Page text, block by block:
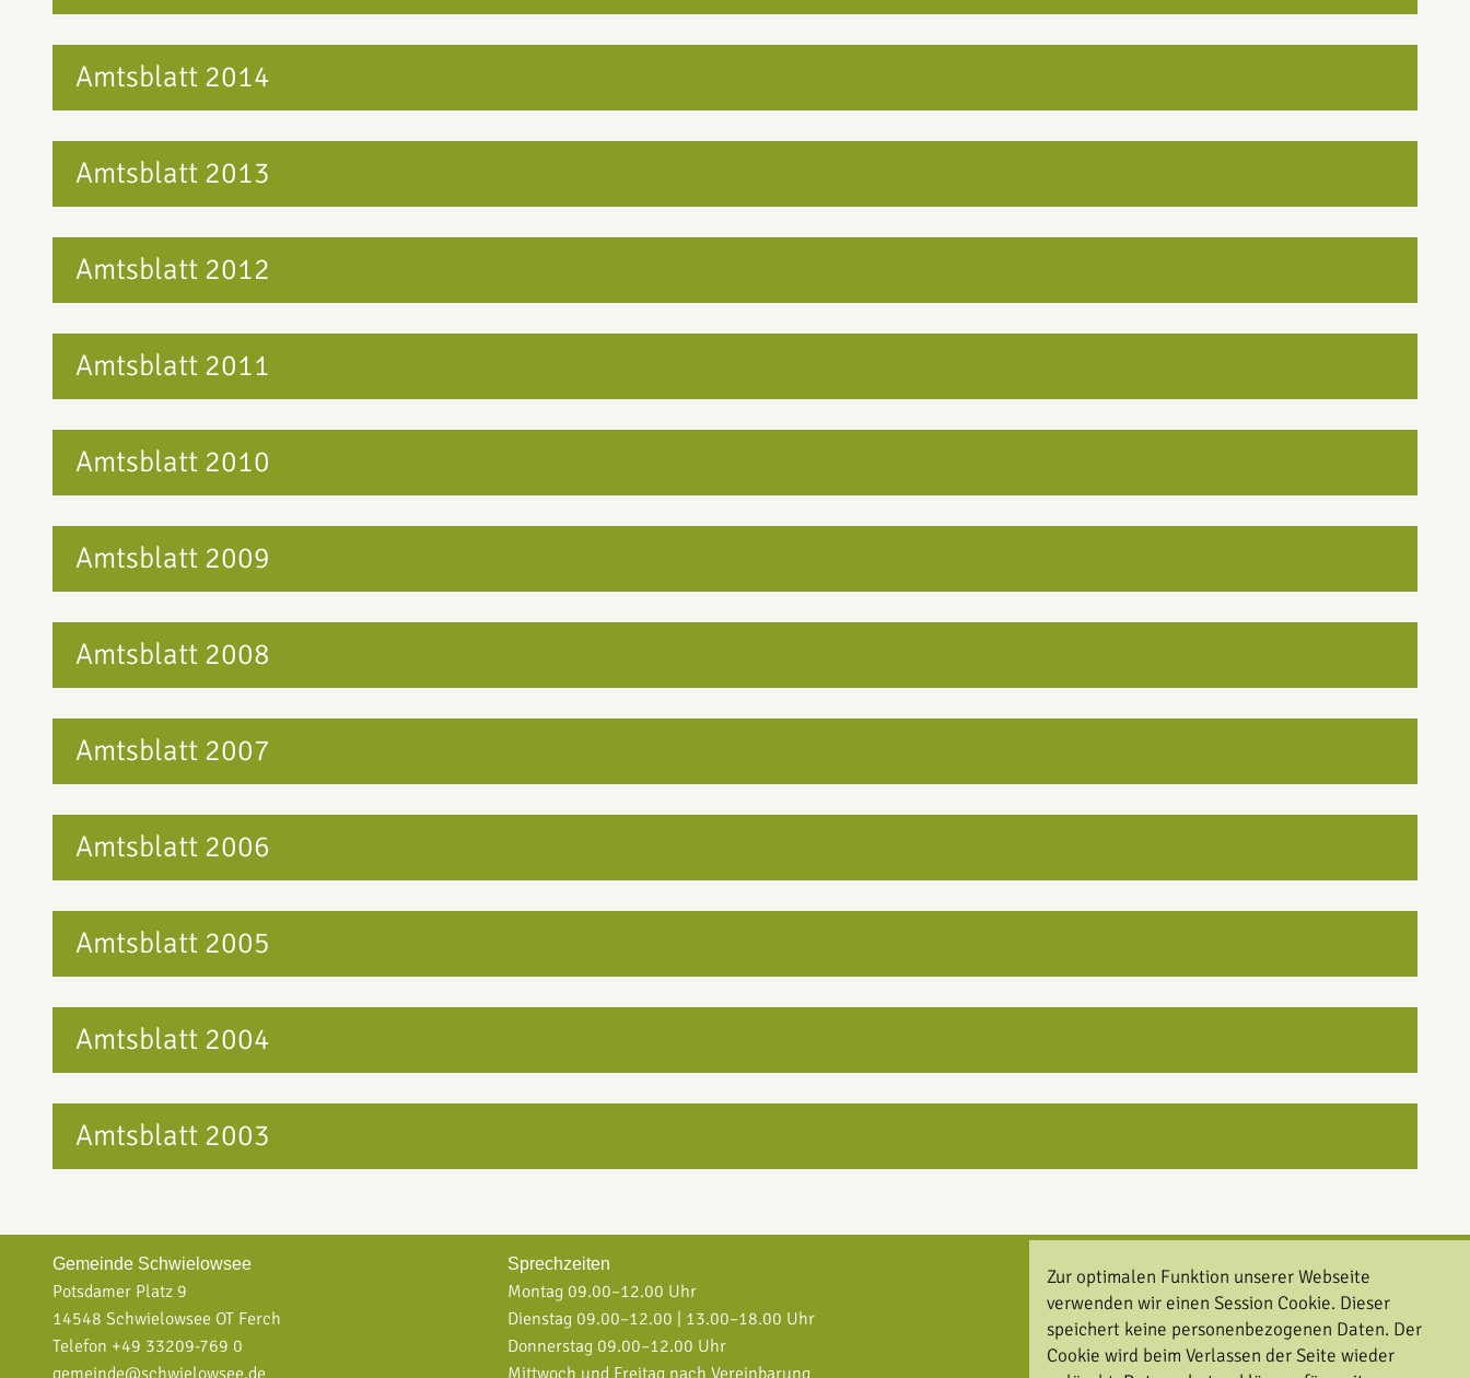
Zur optimalen Funktion unserer Webseite
verwenden wir einen Session Cookie. Dieser
speichert keine personenbezogenen Daten. Der
Cookie wird beim Verlassen der Seite wieder
Amtsblatt 2014
Amtsblatt 2013
Amtsblatt 2012
Amtsblatt 2011
Amtsblatt 2010
Amtsblatt 2009
Amtsblatt 2008
Amtsblatt 2007
Amtsblatt 2006
Amtsblatt 2005
Amtsblatt 2004
Amtsblatt 2003
Gemeinde Schwielowsee
Potsdamer Platz 9
14548 Schwielowsee OT Ferch
Telefon +49 33209-769 0
gemeinde@schwielowsee.de
Sprechzeiten
Montag 09.00–12.00 Uhr
Dienstag 09.00–12.00 | 13.00–18.00 Uhr
Donnerstag 09.00–12.00 Uhr
Mittwoch und Freitag nach Vereinbarung